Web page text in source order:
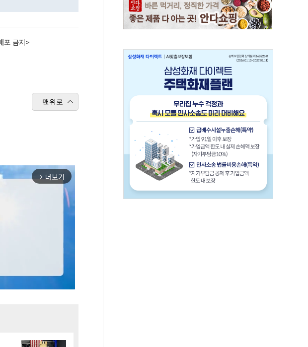
포 금지>
맨위로
arrow_forward_ios 더보기